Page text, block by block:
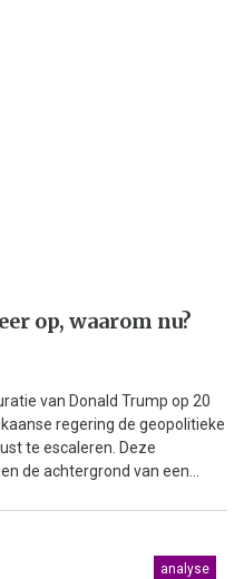
op, waarom nu?
van Donald Trump op 20
regering de geopolitieke
te escaleren. Deze
de achtergrond van een...
analyse